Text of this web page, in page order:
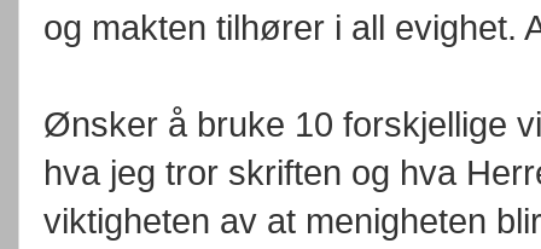
og makten tilhører i all evighet.
Ønsker å bruke 10 forskjellige
hva jeg tror skriften og hva
viktigheten av at menigheten